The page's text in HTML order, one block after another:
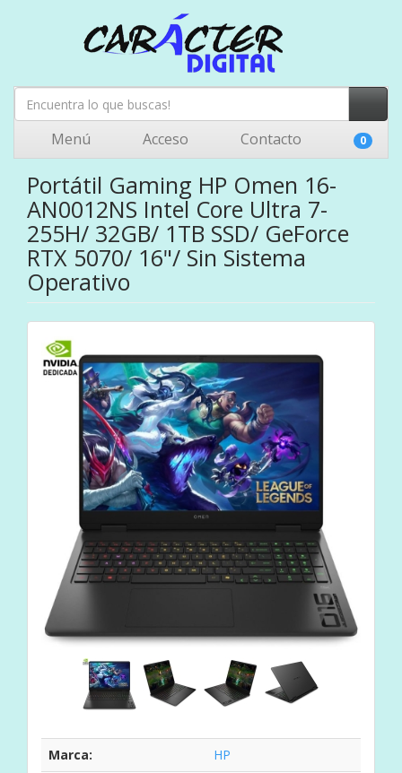
Menú Acceso Contacto 0
Portátil Gaming HP Omen 16-
AN0012NS Intel Core Ultra 7-
255H/ 32GB/ 1TB SSD/ GeForce
RTX 5070/ 16"/ Sin Sistema
Operativo
Marca:
HP